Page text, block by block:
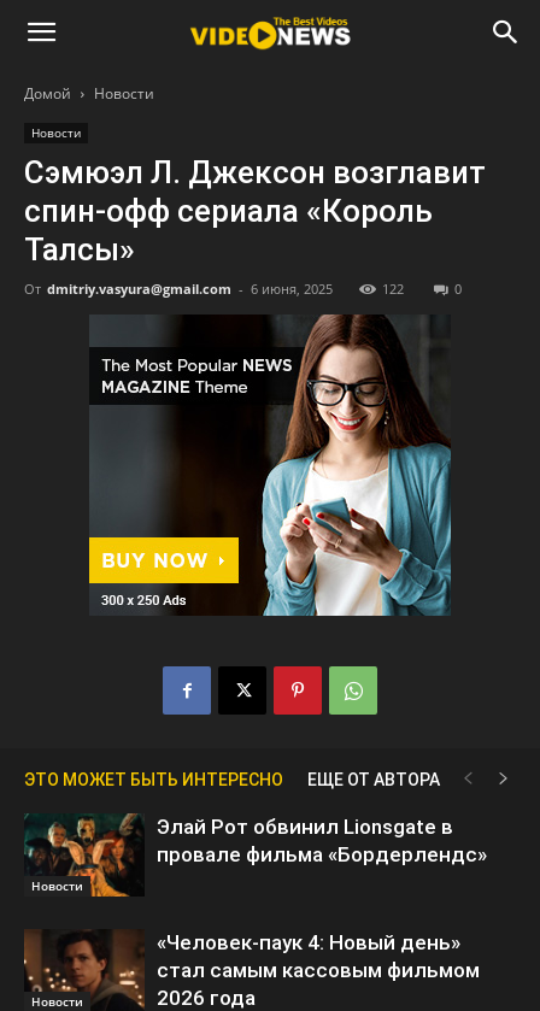
Домой Новости
Новости
Сэмюэл Л. Джексон возглавит
спин-офф сериала «Король
Талсы»
От dmitriy.vasyura@gmail.com - 6 июня, 2025 122 0
ЭТО МОЖЕТ БЫТЬ ИНТЕРЕСНО ЕЩЕ ОТ АВТОРА
Новости
Элай Рот обвинил Lionsgate в
провале фильма «Бордерлендс»
Новости
«Человек-паук 4: Новый день»
стал самым кассовым фильмом
2026 года